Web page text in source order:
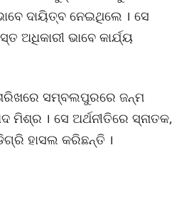
ଦାୟିତ୍ବ ନେଇଥିଲେ । ସେ
ଅଧିକାରୀ ଭାବେ କାର୍ଯ୍ୟ
ସମ୍ବଲପୁରରେ ଜନ୍ମ
। ସେ ଅର୍ଥନୀତିରେ ସ୍ନାତକ,
ହାସଲ କରିଛନ୍ତି ।